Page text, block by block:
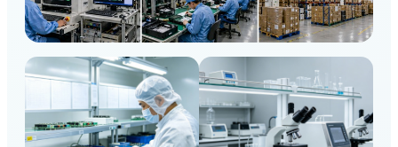
Kliinisen luokan tuotantolattia